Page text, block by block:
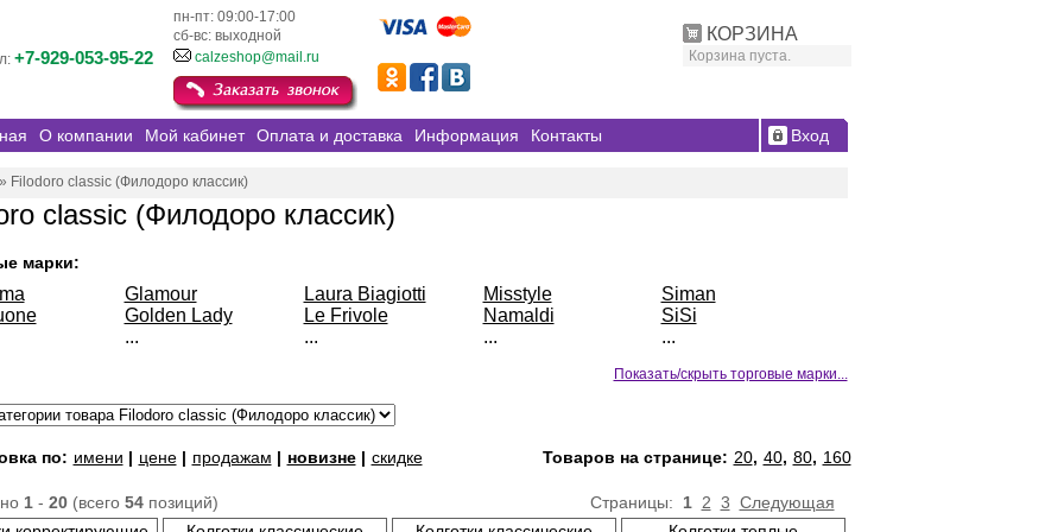
КОРЗИНА
Корзина пуста.
пн-пт: 09:00-17:00
сб-вс: выходной
+7-929-053-95-22 calzeshop@mail.ru
О компании Мой кабинет Оплата и доставка Информация Контакты Вход
» Filodoro classic (Филодоро классик)
classic (Филодоро классик)
марки:
Glamour
Golden Lady
...
Laura Biagiotti
Le Frivole
...
Misstyle
Namaldi
...
Siman
SiSi
...
Показать/скрыть торговые марки...
по: имени | цене| продажам | новизне| скидке Товаров на странице: 20, 40, 80, 160
Страницы: 1 2 3 Следующая
1- 20(всего 54позиций)